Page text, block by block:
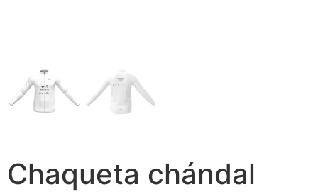
Chaqueta chándal